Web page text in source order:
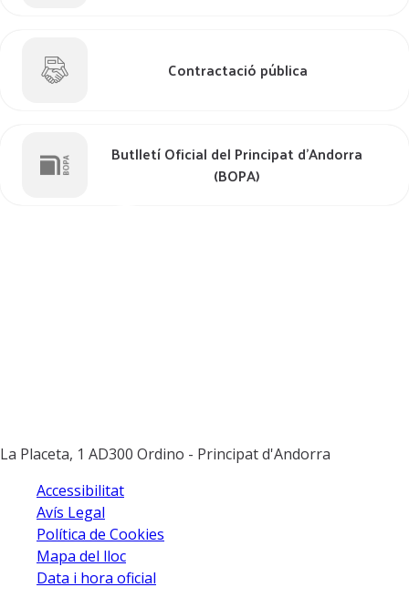
Contractació pública
Butlletí Oficial del Principat d'Andorra
(BOPA)
La Placeta, 1 AD300 Ordino - Principat d'Andorra
Twitter
Facebook
Instagram
Youtube
Accessibilitat
Avís Legal
Política de Cookies
Mapa del lloc
Data i hora oficial